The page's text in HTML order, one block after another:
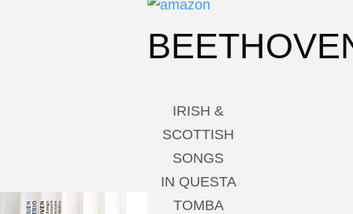
IRISH &
SCOTTISH
SONGS
IN QUESTA
TOMBA